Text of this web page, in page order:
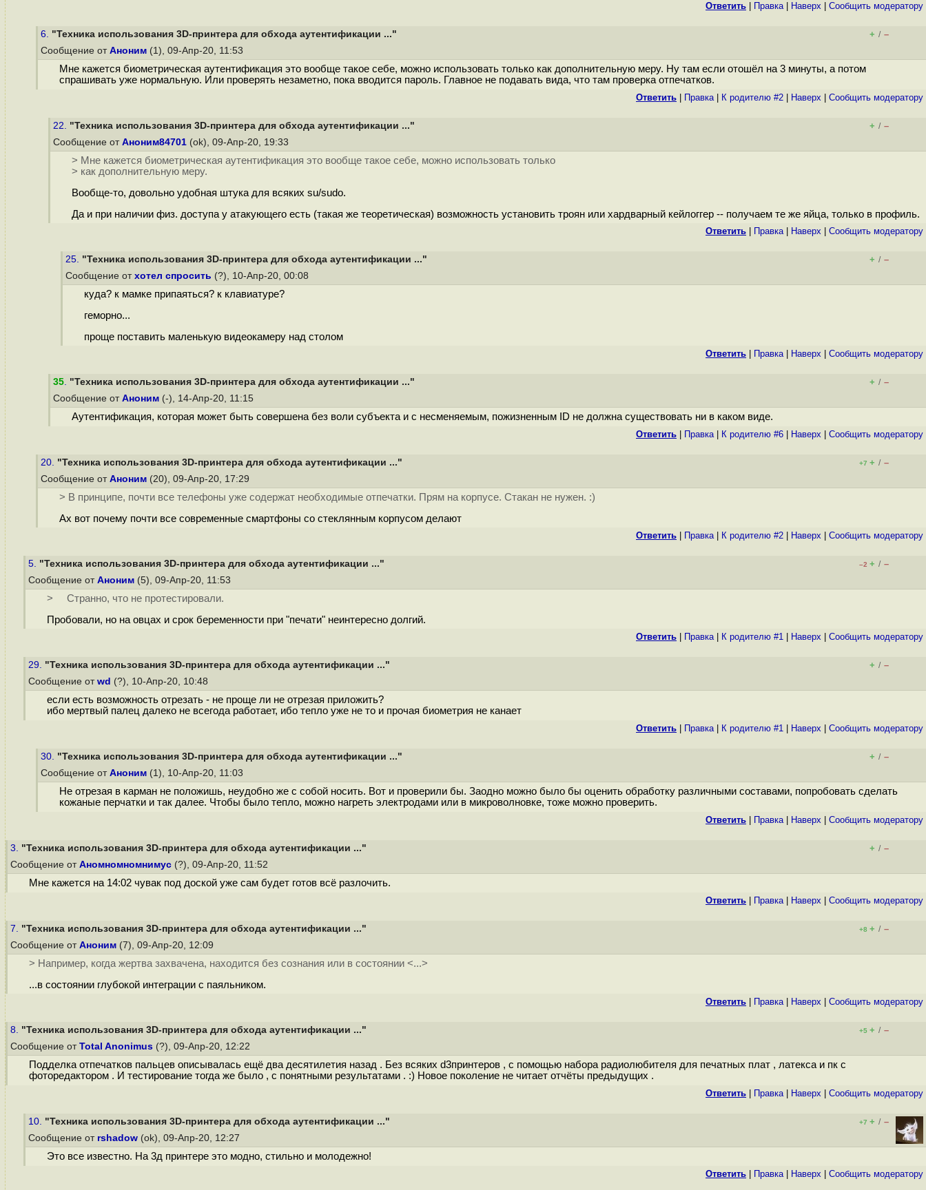
Ответить Правка| Наверх Cообщить модератору
6. "Техника использования 3D-принтера для обхода аутентификации ..." + / –
Сообщение от Аноним (1), 09-Апр-20, 11:53
Мне кажется биометрическая аутентификация это вообще такое себе, можно использовать только как дополнительную меру. Ну там если отошёл на 3 минуты, а потом
спрашивать уже нормальную. Или проверять незаметно, пока вводится пароль. Главное не подавать вида, что там проверка отпечатков.
Ответить Правка| К родителю #2 Наверх Cообщить модератору
22. "Техника использования 3D-принтера для обхода аутентификации ..." + / –
Сообщение от Аноним84701 (ok), 09-Апр-20, 19:33
> Мне кажется биометрическая аутентификация это вообще такое себе, можно использовать только
> как дополнительную меру.
Вообще-то, довольно удобная штука для всяких su/sudo.
Да и при наличии физ. доступа у атакующего есть (такая же теоретическая) возможность установить троян или хардварный кейлоггер -- получаем те же яйца, только в профиль.
Ответить Правка| Наверх Cообщить модератору
25. "Техника использования 3D-принтера для обхода аутентификации ..." + / –
Сообщение от хотел спросить (?), 10-Апр-20, 00:08
куда? к мамке припаяться? к клавиатуре?
геморно...
проще поставить маленькую видеокамеру над столом
Ответить Правка| Наверх Cообщить модератору
35. "Техника использования 3D-принтера для обхода аутентификации ..." + / –
Сообщение от Аноним (-), 14-Апр-20, 11:15
Аутентификация, которая может быть совершена без воли субъекта и с несменяемым, пожизненным ID не должна существовать ни в каком виде.
Ответить Правка| К родителю #6 Наверх Cообщить модератору
20. "Техника использования 3D-принтера для обхода аутентификации ..." +7 + / –
Сообщение от Аноним (20), 09-Апр-20, 17:29
> В принципе, почти все телефоны уже содержат необходимые отпечатки. Прям на корпусе. Стакан не нужен. :)
Ах вот почему почти все современные смартфоны со стеклянным корпусом делают
Ответить Правка| К родителю #2 Наверх Cообщить модератору
5. "Техника использования 3D-принтера для обхода аутентификации ..." –2 + / –
Сообщение от Аноним (5), 09-Апр-20, 11:53
> Странно, что не протестировали.
Пробовали, но на овцах и срок беременности при "печати" неинтересно долгий.
Ответить Правка| К родителю #1 Наверх Cообщить модератору
29. "Техника использования 3D-принтера для обхода аутентификации ..." + / –
Сообщение от wd (?), 10-Апр-20, 10:48
если есть возможность отрезать - не проще ли не отрезая приложить?
ибо мертвый палец далеко не всегода работает, ибо тепло уже не то и прочая биометрия не канает
Ответить Правка| К родителю #1 Наверх Cообщить модератору
30. "Техника использования 3D-принтера для обхода аутентификации ..." + / –
Сообщение от Аноним (1), 10-Апр-20, 11:03
Не отрезая в карман не положишь, неудобно же с собой носить. Вот и проверили бы. Заодно можно было бы оценить обработку различными составами, попробовать сделать
кожаные перчатки и так далее. Чтобы было тепло, можно нагреть электродами или в микроволновке, тоже можно проверить.
Ответить Правка| Наверх Cообщить модератору
3. "Техника использования 3D-принтера для обхода аутентификации ..." + / –
Сообщение от Аномномномнимус (?), 09-Апр-20, 11:52
Мне кажется на 14:02 чувак под доской уже сам будет готов всё разлочить.
Ответить Правка| Наверх Cообщить модератору
7. "Техника использования 3D-принтера для обхода аутентификации ..." +8 + / –
Сообщение от Аноним (7), 09-Апр-20, 12:09
> Например, когда жертва захвачена, находится без сознания или в состоянии <...>
...в состоянии глубокой интеграции с паяльником.
Ответить Правка| Наверх Cообщить модератору
8. "Техника использования 3D-принтера для обхода аутентификации ..." +5 + / –
Сообщение от Total Anonimus (?), 09-Апр-20, 12:22
Подделка отпечатков пальцев описывалась ещё два десятилетия назад . Без всяких d3принтеров , с помощью набора радиолюбителя для печатных плат , латекса и пк с
фоторедактором . И тестирование тогда же было , с понятными результатами . :) Новое поколение не читает отчёты предыдущих .
Ответить Правка| Наверх Cообщить модератору
10. "Техника использования 3D-принтера для обхода аутентификации ..." +7 + / –
Сообщение от rshadow (ok), 09-Апр-20, 12:27
Это все известно. На 3д принтере это модно, стильно и молодежно!
Ответить Правка| Наверх Cообщить модератору